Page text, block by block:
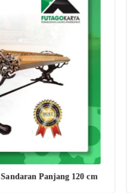
Panjang 120 cm